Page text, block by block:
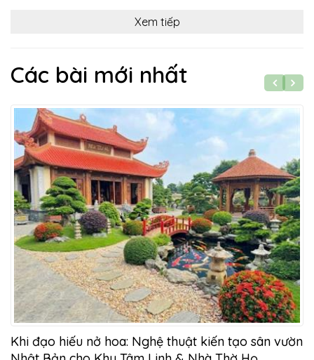
Xem tiếp
Các bài mới nhất
Khi đạo hiếu nở hoa: Nghệ thuật kiến tạo sân vườn